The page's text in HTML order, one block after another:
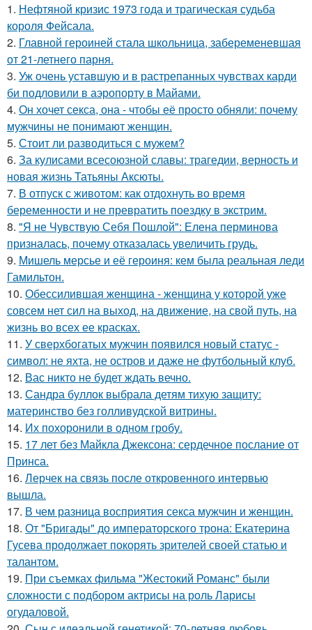
1. Нефтяной кризис 1973 года и трагическая судьба
короля Фейсала.
2. Главной героиней стала школьница, забеременевшая
от 21-летнего парня.
3. Уж очень уставшую и в растрепанных чувствах карди
би подловили в аэропорту в Майами.
4. Он хочет секса, она - чтобы её просто обняли: почему
мужчины не понимают женщин.
5. Стоит ли разводиться с мужем?
6. За кулисами всесоюзной славы: трагедии, верность и
новая жизнь Татьяны Аксюты.
7. В отпуск с животом: как отдохнуть во время
беременности и не превратить поездку в экстрим.
8. "Я не Чувствую Себя Пошлой": Елена перминова
призналась, почему отказалась увеличить грудь.
9. Мишель мерсье и её героиня: кем была реальная леди
Гамильтон.
10. Обессилившая женщина - женщина у которой уже
совсем нет сил на выход, на движение, на свой путь, на
жизнь во всех ее красках.
11. У сверхбогатых мужчин появился новый статус -
символ: не яхта, не остров и даже не футбольный клуб.
12. Вас никто не будет ждать вечно.
13. Сандра буллок выбрала детям тихую защиту:
материнство без голливудской витрины.
14. Их похоронили в одном гробу.
15. 17 лет без Майкла Джексона: сердечное послание от
Принса.
16. Лерчек на связь после откровенного интервью
вышла.
17. В чем разница восприятия секса мужчин и женщин.
18. От "Бригады" до императорского трона: Екатерина
Гусева продолжает покорять зрителей своей статью и
талантом.
19. При съемках фильма "Жестокий Романс" были
сложности с подбором актрисы на роль Ларисы
огудаловой.